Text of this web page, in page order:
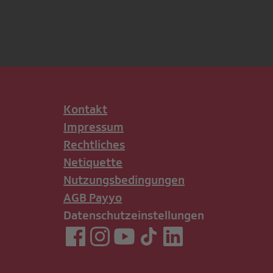
Kontakt
Impressum
Rechtliches
Netiquette
Nutzungsbedingungen
AGB Payyo
Datenschutzeinstellungen